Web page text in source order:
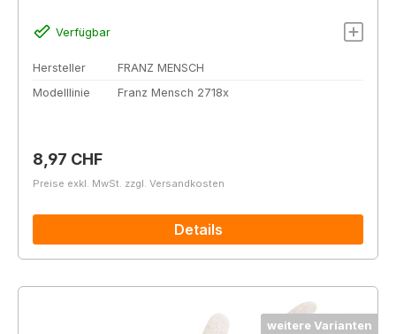
Verfügbar
Hersteller
FRANZ MENSCH
Modelllinie
Franz Mensch 2718x
Regulärer Preis:
8,97 CHF
Preise exkl. MwSt. zzgl. Versandkosten
Details
weitere Varianten